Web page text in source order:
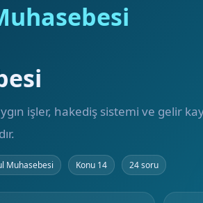
işler, hakediş sistemi ve gelir
Muhasebesi Konu 14 24 soru